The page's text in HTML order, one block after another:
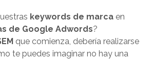
keywords de marca en
de Google Adwords?
que comienza, debería realizarse
te puedes imaginar no hay una